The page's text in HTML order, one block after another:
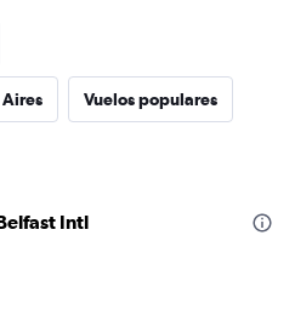
Vuelos populares
Intl